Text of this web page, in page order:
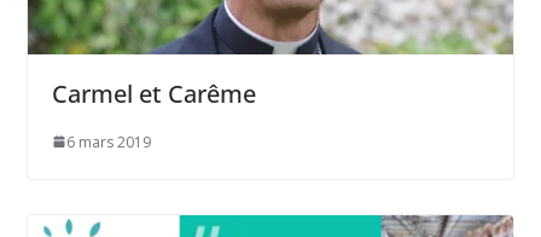
Carmel et Carême
6 mars 2019